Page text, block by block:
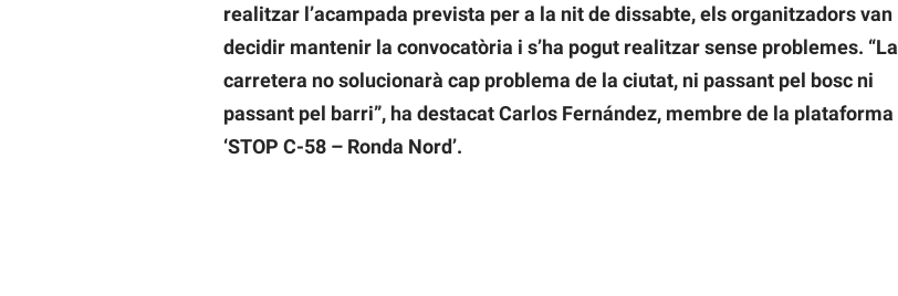
realitzar l’acampada prevista per a la nit de dissabte, els organitzadors van
decidir mantenir la convocatòria i s’ha pogut realitzar sense problemes. “La
carretera no solucionarà cap problema de la ciutat, ni passant pel bosc ni
passant pel barri”, ha destacat Carlos Fernández, membre de la plataforma
‘STOP C-58 – Ronda Nord’.